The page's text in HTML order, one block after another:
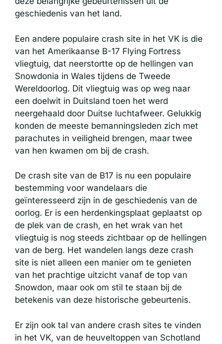
geschiedenis van het land.
Een andere populaire crash site in het VK is die
van het Amerikaanse B-17 Flying Fortress
vliegtuig, dat neerstortte op de hellingen van
Snowdonia in Wales tijdens de Tweede
Wereldoorlog. Dit vliegtuig was op weg naar
een doelwit in Duitsland toen het werd
neergehaald door Duitse luchtafweer. Gelukkig
konden de meeste bemanningsleden zich met
parachutes in veiligheid brengen, maar twee
van hen kwamen om bij de crash.
De crash site van de B17 is nu een populaire
bestemming voor wandelaars die
geïnteresseerd zijn in de geschiedenis van de
oorlog. Er is een herdenkingsplaat geplaatst op
de plek van de crash, en het wrak van het
vliegtuig is nog steeds zichtbaar op de hellingen
van de berg. Het wandelen langs deze crash
site is niet alleen een manier om te genieten
van het prachtige uitzicht vanaf de top van
Snowdon, maar ook om stil te staan bij de
betekenis van deze historische gebeurtenis.
Er zijn ook tal van andere crash sites te vinden
in het VK, van de heuveltoppen van Schotland